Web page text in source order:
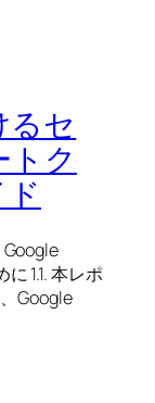
セ
ク
1.1. 本レポ
Google